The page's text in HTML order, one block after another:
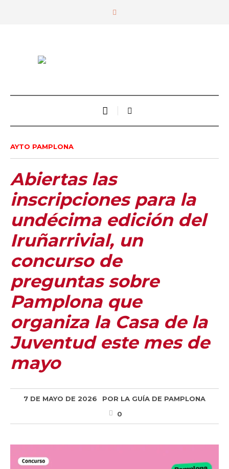
AYTO PAMPLONA
Abiertas las
inscripciones para la
undécima edición del
Iruñarrivial, un
concurso de
preguntas sobre
Pamplona que
organiza la Casa de la
Juventud este mes de
mayo
7 DE MAYO DE 2026 POR LA GUÍA DE PAMPLONA
0